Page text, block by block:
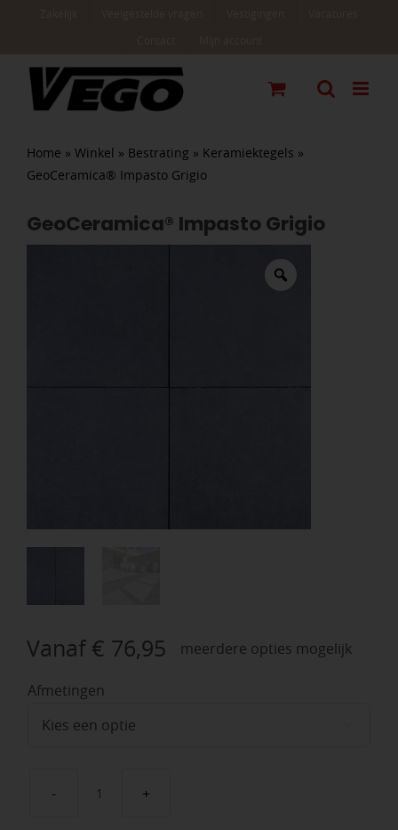
Home » Winkel » Bestrating » Keramiektegels »
GeoCeramica® Impasto Grigio
GeoCeramica® Impasto Grigio
Vanaf € 76,95 meerdere opties mogelijk
Afmetingen
GeoCeramica®